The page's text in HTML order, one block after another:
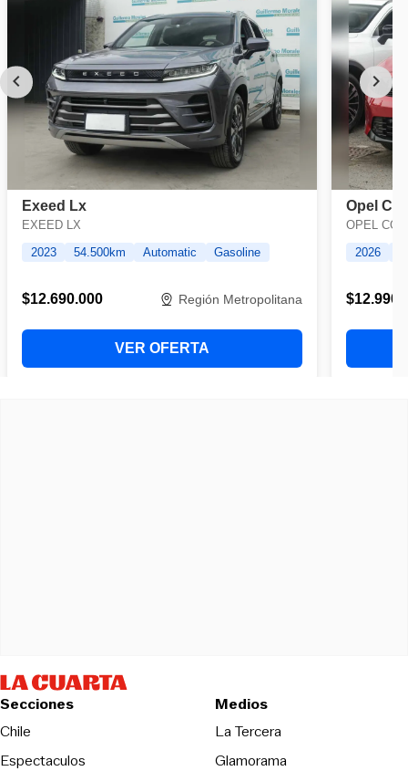
Secciones
Chile
Espectaculos
Medios
La TerceraOpens in new
Glamorama